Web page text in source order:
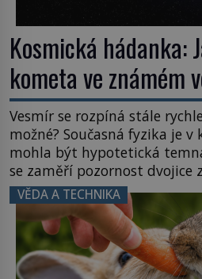
Kosmická hádanka:
kometa ve známém
Vesmír se rozpíná stále
možné? Současná fyzika je
mohla být hypotetická
se zaměří pozornost dvojice
Namísto ní ale objeví něco
hmatatelnějšího. Naprosto
Astronomové Pedro
mravenčí prací zkoumají
Průzkumu temné energie […]
VĚDA A TECHNIKA